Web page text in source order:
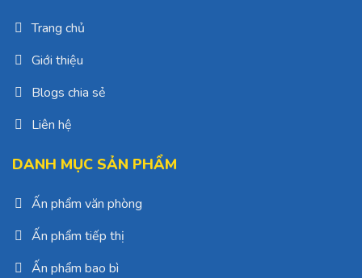
Trang chủ
Giới thiệu
Blogs chia sẻ
Liên hệ
DANH MỤC SẢN PHẨM
Ấn phẩm văn phòng
Ấn phẩm tiếp thị
Ấn phẩm bao bì